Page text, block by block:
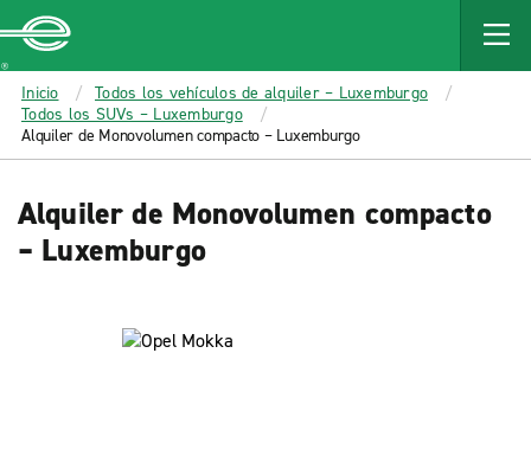
MAIN
CONTENT
Enterprise
Inicio
Todos los vehículos de alquiler – Luxemburgo
Todos los SUVs – Luxemburgo
Alquiler de Monovolumen compacto – Luxemburgo
Alquiler de Monovolumen compacto
– Luxemburgo